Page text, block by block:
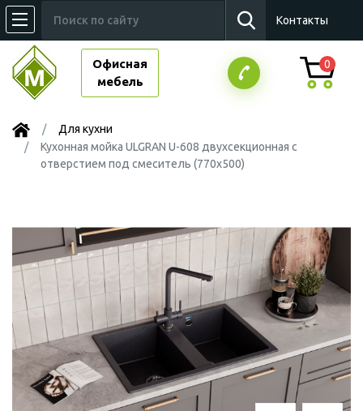
Контакты
Офисная
мебель
0
Для кухни
Кухонная мойка ULGRAN U-608 двухсекционная с
отверстием под смеситель (770х500)